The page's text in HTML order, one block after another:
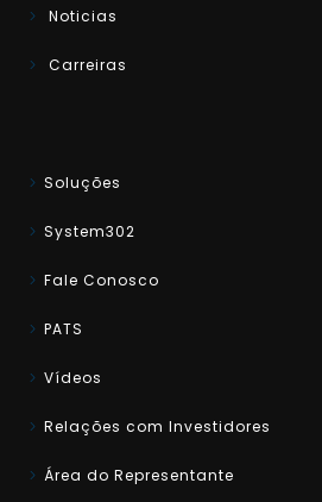
Noticias
Carreiras
Soluções
System302
Fale Conosco
PATS
Vídeos
Relações com Investidores
Área do Representante